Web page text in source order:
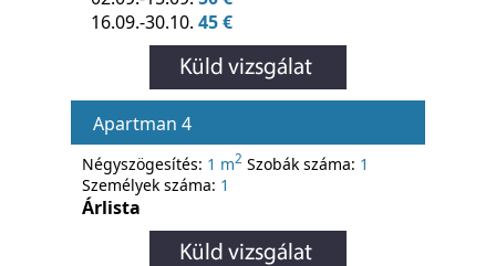
16.09.-30.10. 45 €
Apartman 4
Négyszögesítés: 1 m2 Szobák száma: 1
Személyek száma: 1
Árlista